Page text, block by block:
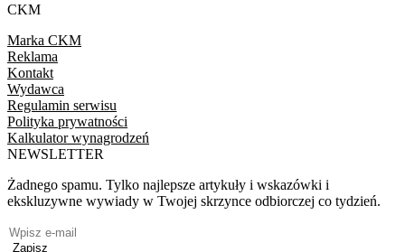
CKM
Marka CKM
Reklama
Kontakt
Wydawca
Regulamin serwisu
Polityka prywatności
Kalkulator wynagrodzeń
NEWSLETTER
Żadnego spamu. Tylko najlepsze artykuły i wskazówki i
ekskluzywne wywiady w Twojej skrzynce odbiorczej co tydzień.
Zapisz